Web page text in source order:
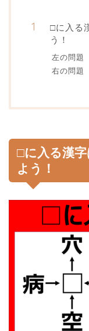
□に入る
う！
左の問題
右の問題
□に入る漢
よう！